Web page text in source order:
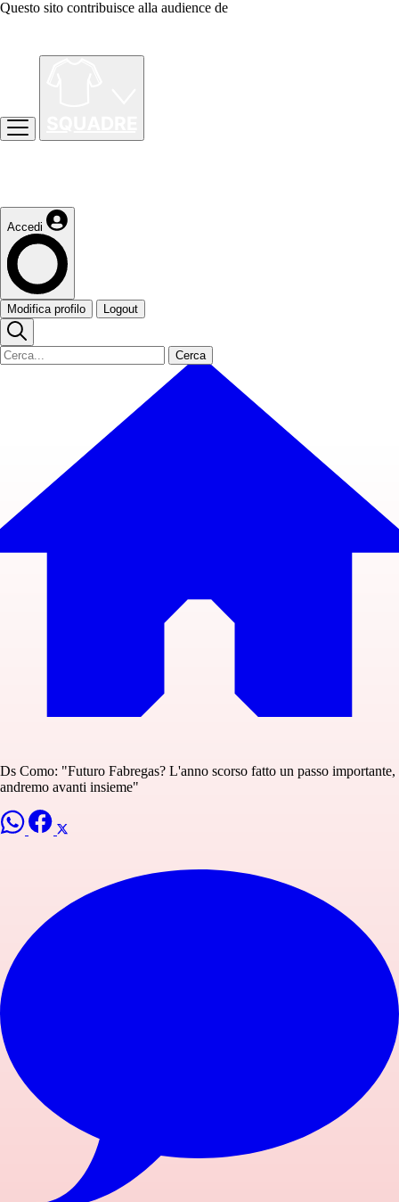
Questo sito contribuisce alla audience de
Accedi
Modifica profilo Logout
Cerca
Ds Como: "Futuro Fabregas? L'anno scorso fatto un passo importante,
andremo avanti insieme"